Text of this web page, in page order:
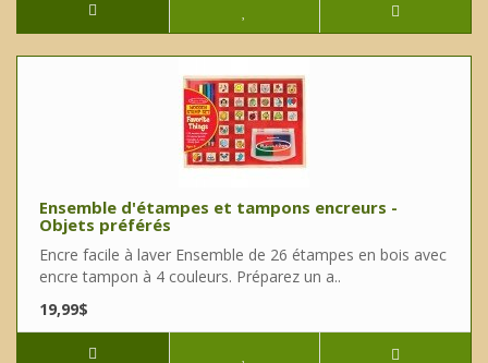
Ensemble d'étampes et tampons encreurs -
Objets préférés
Encre facile à laver Ensemble de 26 étampes en bois avec
encre tampon à 4 couleurs. Préparez un a..
19,99$